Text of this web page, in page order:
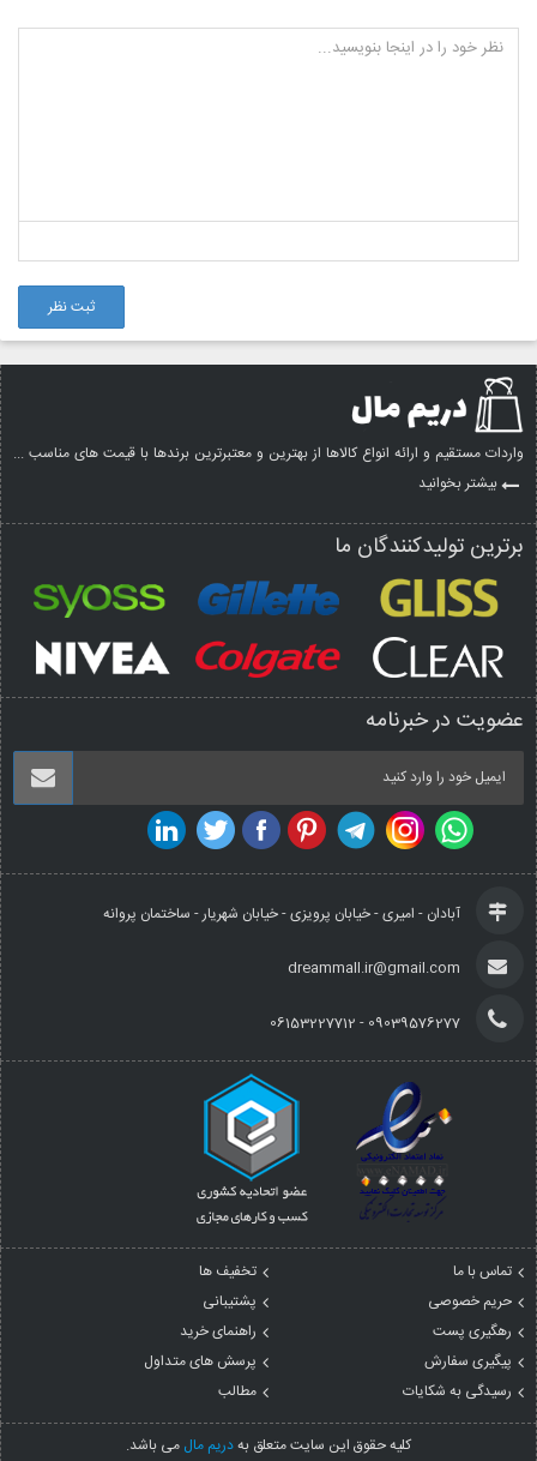
ثبت نظر
واردات مستقیم و ارائه انواع کالاها از بهترین و معتبرترین برندها با قیمت های مناسب ...
بیشتر بخوانید
برترین تولیدکنندگان ما
عضویت در خبرنامه
آبادان - امیری - خیابان پرویزی - خیابان شهریار - ساختمان پروانه
dreammall.ir@gmail.com
09039576277 - 06153227712
تماس با ما
تخفیف ها
حریم خصوصی
پشتیبانی
رهگیری پست
راهنمای خرید
پیگیری سفارش
پرسش های متداول
رسیدگی به شکایات
مطالب
کليه حقوق اين سايت متعلق بهدریم مال می باشد.